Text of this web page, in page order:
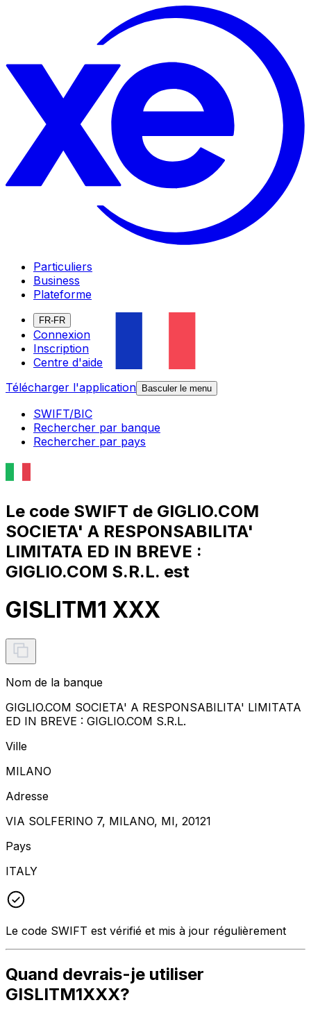
Particuliers
Business
Plateforme
FR-FR
Connexion
Inscription
Centre d'aide
Télécharger l'application
Basculer le menu
SWIFT/BIC
Rechercher par banque
Rechercher par pays
Le code SWIFT de GIGLIO.COM
SOCIETA' A RESPONSABILITA'
LIMITATA ED IN BREVE :
GIGLIO.COM S.R.L. est
GISLITM1 XXX
Nom de la banque
GIGLIO.COM SOCIETA' A RESPONSABILITA' LIMITATA
ED IN BREVE : GIGLIO.COM S.R.L.
Ville
MILANO
Adresse
VIA SOLFERINO 7, MILANO, MI, 20121
Pays
ITALY
Le code SWIFT est vérifié et mis à jour régulièrement
Quand devrais-je utiliser
GISLITM1XXX?